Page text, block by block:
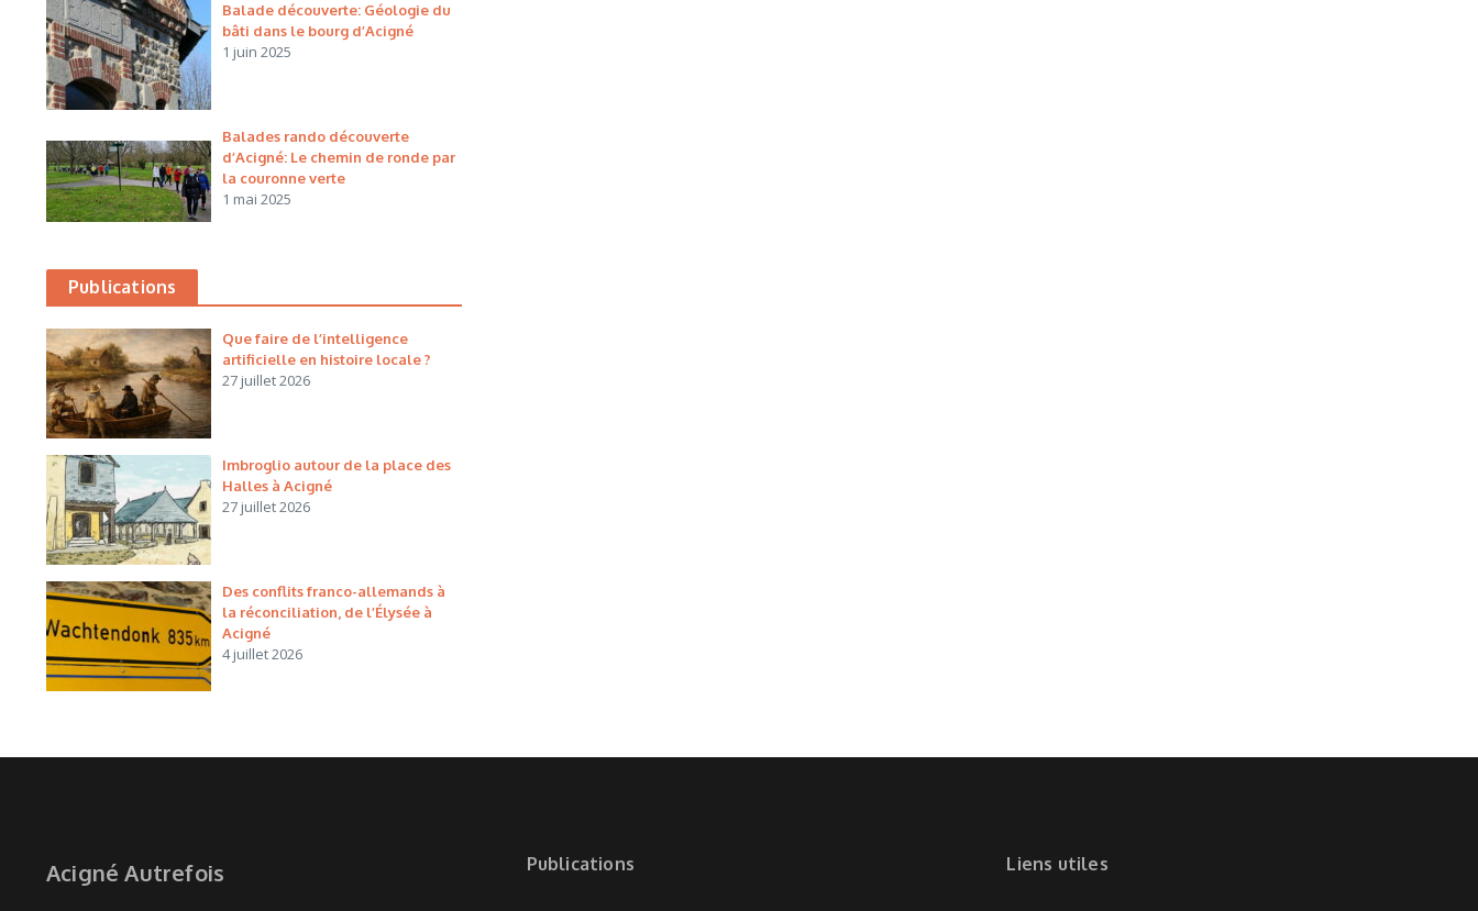
Balade découverte: Géologie du
bâti dans le bourg d’Acigné
1 juin 2025
Balades rando découverte
d’Acigné: Le chemin de ronde par
la couronne verte
1 mai 2025
Publications
Que faire de l’intelligence
artificielle en histoire locale ?
27 juillet 2026
Imbroglio autour de la place des
Halles à Acigné
27 juillet 2026
Des conflits franco-allemands à
la réconciliation, de l’Élysée à
Acigné
4 juillet 2026
Acigné Autrefois Publications Liens utiles